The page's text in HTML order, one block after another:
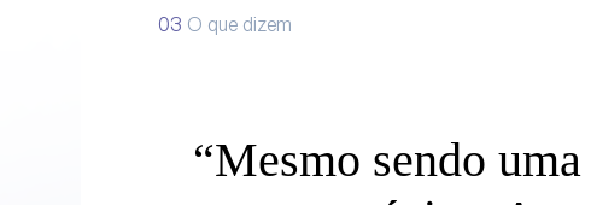
03 O que dizem
“Mesmo sendo